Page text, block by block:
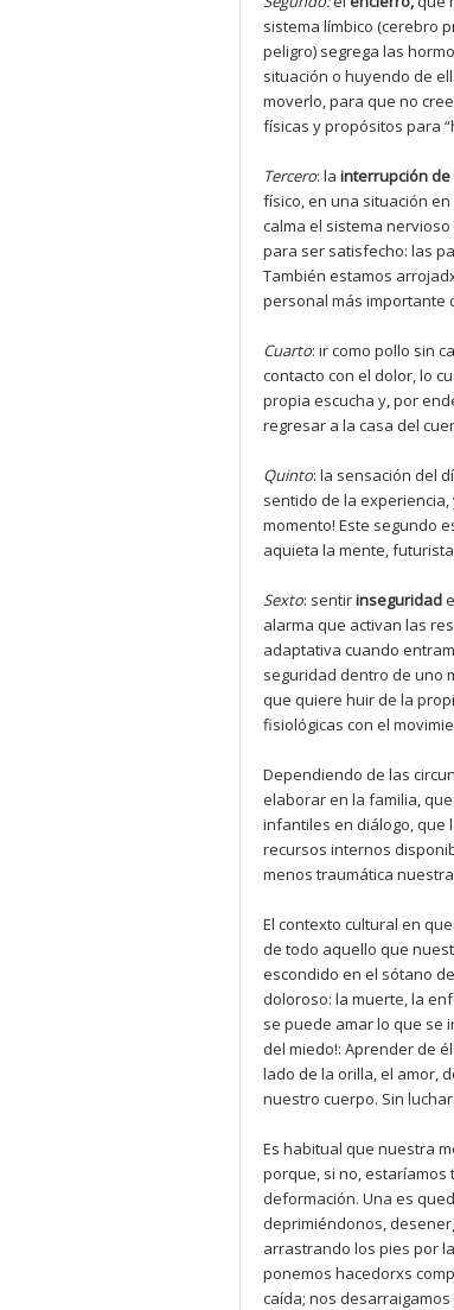
sistema límbico (cerebro
peligro) segrega las
situación o huyendo de
moverlo, para que no
físicas y propósitos para
Tercero: la interrupción de
físico, en una situación
calma el sistema
para ser satisfecho: las
También estamos
personal más importante
Cuarto: ir como pollo sin
contacto con el dolor, lo
propia escucha y, por
regresar a la casa del
Quinto: la sensación del
sentido de la
momento! Este segundo
aquieta la mente,
Sexto: sentirinseguridad
alarma que activan las
adaptativa cuando
seguridad dentro de uno
que quiere huir de la
fisiológicas con el
Dependiendo de las
elaborar en la familia,
infantiles en diálogo, que
recursos internos
menos traumática
El contexto cultural en
de todo aquello que
escondido en el sótano
doloroso: la muerte, la
se puede amar lo que se
del miedo!: Aprender de
lado de la orilla, el amor,
nuestro cuerpo. Sin
Es habitual que nuestra
porque, si no, estaríamos
deformación. Una es
deprimiéndonos,
arrastrando los pies por
ponemos hacedorxs
caída; nos